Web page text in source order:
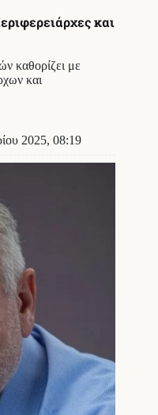
και
καθορίζει με
και
2025, 08:19